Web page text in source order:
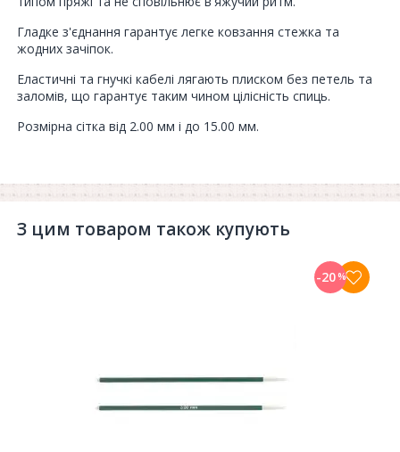
Гладке з'єднання гарантує легке ковзання стежка та
жодних зачіпок.
Еластичні та гнучкі кабелі лягають плиском без петель та
заломів, що гарантує таким чином цілісність спиць.
Розмірна сітка від 2.00 мм і до 15.00 мм.
З цим товаром також купують
-20%